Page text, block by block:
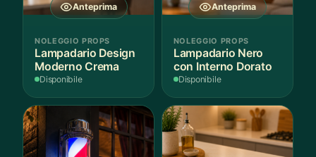
Anteprima
NOLEGGIO PROPS
Lampadario Design
Moderno Crema
Disponibile
Anteprima
NOLEGGIO PROPS
Lampadario Nero
con Interno Dorato
Disponibile